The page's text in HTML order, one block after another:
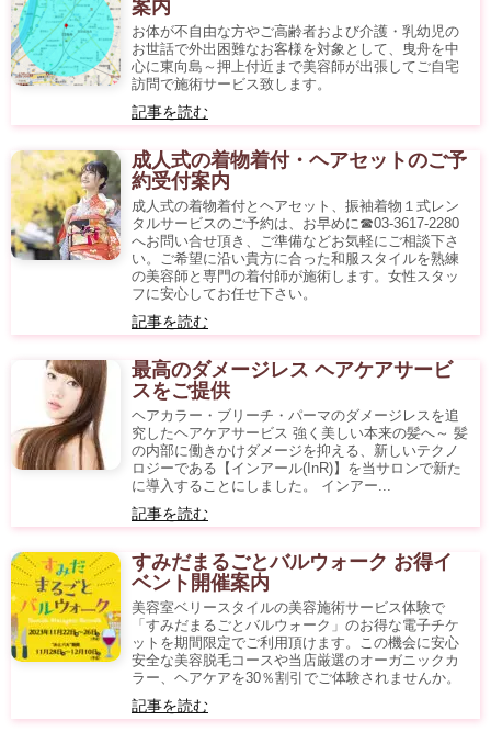
案内
お体が不自由な方やご高齢者および介護・乳幼児の
お世話で外出困難なお客様を対象として、曳舟を中
心に東向島～押上付近まで美容師が出張してご自宅
訪問で施術サービス致します。
記事を読む
成人式の着物着付・ヘアセットのご予
約受付案内
成人式の着物着付とヘアセット、振袖着物１式レン
タルサービスのご予約は、お早めに☎03-3617-2280
へお問い合せ頂き、ご準備などお気軽にご相談下さ
い。ご希望に沿い貴方に合った和服スタイルを熟練
の美容師と専門の着付師が施術します。女性スタッ
フに安心してお任せ下さい。
記事を読む
最高のダメージレス ヘアケアサービ
スをご提供
ヘアカラー・ブリーチ・パーマのダメージレスを追
究したヘアケアサービス 強く美しい本来の髪へ～ 髪
の内部に働きかけダメージを抑える、新しいテクノ
ロジーである【インアール(InR)】を当サロンで新た
に導入することにしました。 インアー...
記事を読む
すみだまるごとバルウォーク お得イ
ベント開催案内
美容室ベリースタイルの美容施術サービス体験で
「すみだまるごとバルウォーク」のお得な電子チケ
ットを期間限定でご利用頂けます。この機会に安心
安全な美容脱毛コースや当店厳選のオーガニックカ
ラー、ヘアケアを30％割引でご体験されませんか。
記事を読む